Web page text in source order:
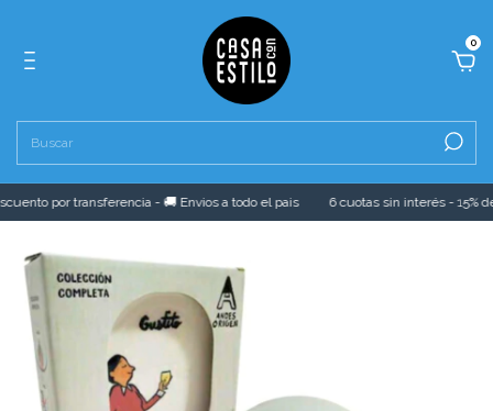
0
por transferencia - 🚚 Envios a todo el pais 6 cuotas sin interés - 15%